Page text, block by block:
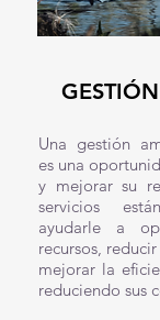
Una gestión
es una
y mejorar su
servicios
ayudarle a
recursos,
mejorar la
reduciendo sus